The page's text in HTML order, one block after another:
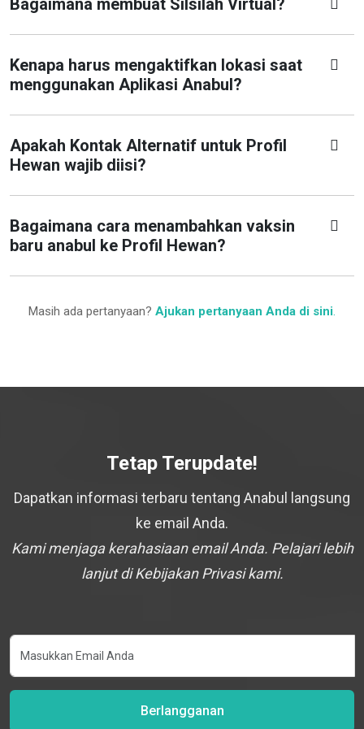
Bagaimana membuat Silsilah Virtual?
Kenapa harus mengaktifkan lokasi saat
menggunakan Aplikasi Anabul?
Apakah Kontak Alternatif untuk Profil
Hewan wajib diisi?
Bagaimana cara menambahkan vaksin
baru anabul ke Profil Hewan?
Masih ada pertanyaan? Ajukan pertanyaan Anda di sini.
Tetap Terupdate!
Dapatkan informasi terbaru tentang Anabul langsung
ke email Anda.
Kami menjaga kerahasiaan email Anda. Pelajari lebih
lanjut di Kebijakan Privasi kami.
Berlangganan